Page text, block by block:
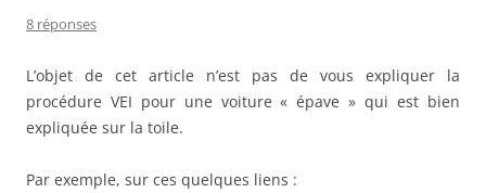
8 réponses
L’objet de cet article n’est pas de vous expliquer la
procédure VEI pour une voiture « épave » qui est bien
expliquée sur la toile.
Par exemple, sur ces quelques liens :